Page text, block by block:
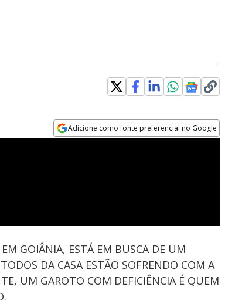
Adicione como fonte preferencial no Google
GOIÂNIA, ESTÁ EM BUSCA DE UM
DA CASA ESTÃO SOFRENDO COM A
UM GAROTO COM DEFICIÊNCIA É QUEM